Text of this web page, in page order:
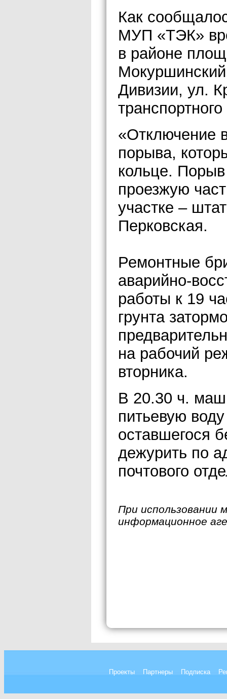
Как
МУП «ТЭК»
в районе
Дивизии, ул.
«Отключение
порыва,
кольце.
проезжую
участке –
Перковская.
Ремонтные
аварийно-
работы к 19
грунта
на рабочий
вторника.
В 20.30 ч.
питьевую
оставшегося
дежурить по
почтового
При использовании
информационное
Проекты Партнеры Подписка